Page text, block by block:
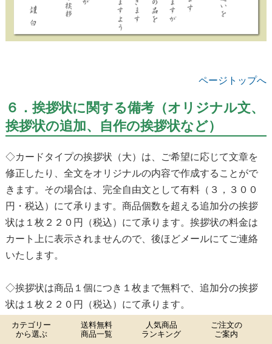
ページトップへ
６．挨拶状に関する備考（オリジナル文、
挨拶状の追加、自作の挨拶状など）
◇カードタイプの挨拶状（大）は、ご希望に応じて文章を
修正したり、全文をオリジナルの内容で作成することがで
きます。その場合は、完全自由文として有料（３，３００
円・税込）にて承ります。商品個数を超える追加分の挨拶
状は１枚２２０円（税込）にて承ります。挨拶状の料金は
カート上に表示されませんので、後ほどメールにてご連絡
いたします。
◇挨拶状は商品１個につき１枚まで無料で、追加分の挨拶
状は１枚２２０円（税込）にて承ります。
◇挨拶状の追加枚数は、商品個数の２分の１までとさせて
カテゴリー
から選ぶ
送料無料
商品一覧
人気商品
ランキング
ご注文の
ご案内